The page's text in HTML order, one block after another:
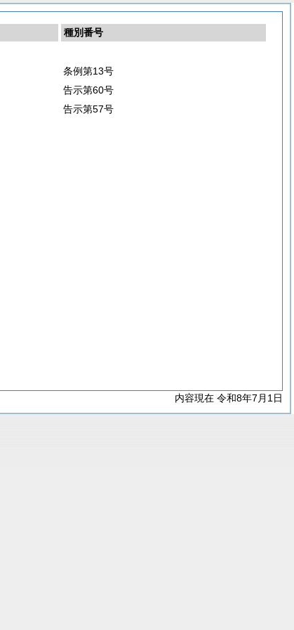
種別番号
条例第13号
告示第60号
告示第57号
内容現在 令和8年7月1日